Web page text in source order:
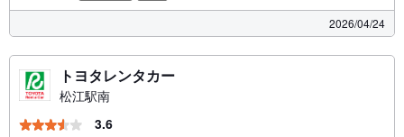
2026/04/24
トヨタレンタカー
松江駅南
3.6